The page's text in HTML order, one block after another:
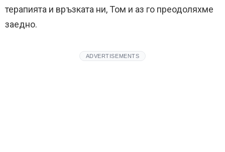
терапията и връзката ни, Том и аз го преодоляхме
заедно.
ADVERTISEMENTS